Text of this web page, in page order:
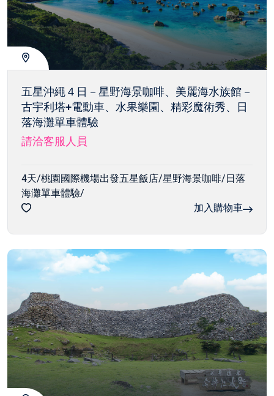
五星沖繩４日－星野海景咖啡、美麗海水族館－
古宇利塔+電動車、水果樂園、精彩魔術秀、日
落海灘單車體驗
請洽客服人員
4天/桃園國際機場出發五星飯店/星野海景咖啡/日落
海灘單車體驗/
加入購物車